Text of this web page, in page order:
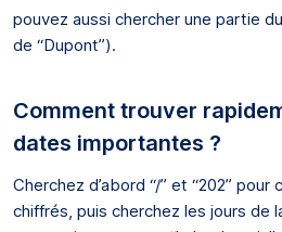
pouvez aussi chercher une partie
de “Dupont”).
Comment trouver
dates importantes ?
Cherchez d’abord “/” et “202”
chiffrés, puis cherchez les jours de